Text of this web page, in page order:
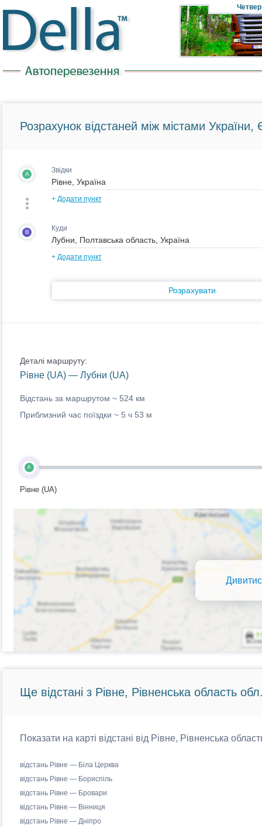
Четвер
Розрахунок відстаней між містами України,
A Звідки
+ Додати пункт
B Куди
+ Додати пункт
Розрахувати
Деталі маршруту:
Рівне (UA) — Лубни (UA)
Відстань за маршрутом ~ 524 км
Приблизний час поїздки ~ 5 ч 53 м
A
Рівне (UA)
Ще відстані з Рівне, Рівненська область
Показати на карті відстані від Рівне, Рівненська
відстань Рівне — Біла Церква
відстань Рівне — Бориспіль
відстань Рівне — Бровари
відстань Рівне — Вінниця
відстань Рівне — Дніпро